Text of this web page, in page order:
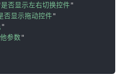
是否显示左右切换控件"
否显示拖动控件"
"
参数"